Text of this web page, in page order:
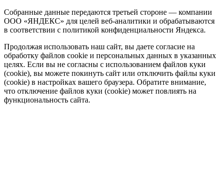
Собранные данные передаются третьей стороне — компании
ООО «ЯНДЕКС» для целей веб-аналитики и обрабатываются
в соответствии с политикой конфиденциальности Яндекса.
Продолжая использовать наш сайт, вы даете согласие на
обработку файлов cookie и персональных данных в указанных
целях. Если вы не согласны с использованием файлов куки
(cookie), вы можете покинуть сайт или отключить файлы куки
(cookie) в настройках вашего браузера. Обратите внимание,
что отключение файлов куки (cookie) может повлиять на
функциональность сайта.